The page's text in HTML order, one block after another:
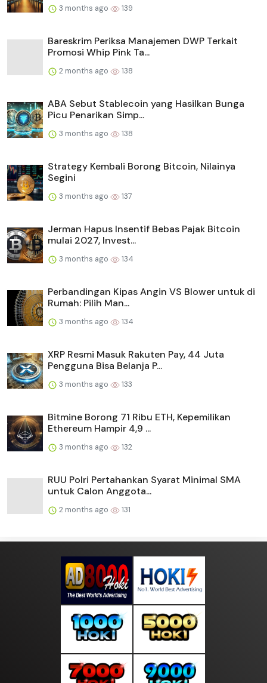
3 months ago 139
Bareskrim Periksa Manajemen DWP Terkait
Promosi Whip Pink Ta...
2 months ago 138
ABA Sebut Stablecoin yang Hasilkan Bunga
Picu Penarikan Simp...
3 months ago 138
Strategy Kembali Borong Bitcoin, Nilainya
Segini
3 months ago 137
Jerman Hapus Insentif Bebas Pajak Bitcoin
mulai 2027, Invest...
3 months ago 134
Perbandingan Kipas Angin VS Blower untuk di
Rumah: Pilih Man...
3 months ago 134
XRP Resmi Masuk Rakuten Pay, 44 Juta
Pengguna Bisa Belanja P...
3 months ago 133
Bitmine Borong 71 Ribu ETH, Kepemilikan
Ethereum Hampir 4,9 ...
3 months ago 132
RUU Polri Pertahankan Syarat Minimal SMA
untuk Calon Anggota...
2 months ago 131